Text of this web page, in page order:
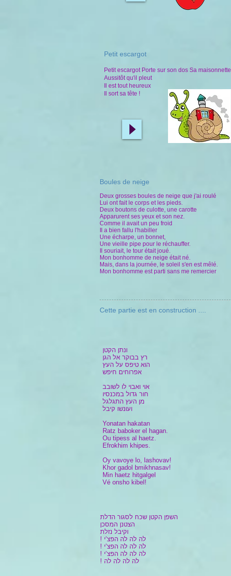
Petit escargot
Petit escargot Porte sur son dos Sa maisonnette
Aussitôt qu'il pleut
Il est tout heureux
Il sort sa tête !
Boules de neige
Deux grosses boules de neige que j'ai roulé
Lui ont fait le corps et les pieds.
Deux boutons de culotte, une carotte
Apparurent ses yeux et son nez.
Comme il avait un peu froid
Il a bien fallu l'habiller
Une écharpe, un bonnet,
Une vieille pipe pour le réchauffer.
Il souriait, le tour était joué.
Mon bonhomme de neige était né.
Mais, dans la journée, le soleil s'en est mêlé.
Mon bonhomme est parti sans me remercier
Cette partie est en construction ....
ועונשו קיבל
Yonatan hakatan
Ratz baboker el hagan.
Ou tipess al haetz.
Efrokhim khipes.
Oy vavoye lo, lashovav!
Khor gadol bmikhnasav!
Min haetz hitgalgel
Vé onsho kibel!
השפן הקטן שכח לסגור הדלת
הצטנן המסכן
וקיבל נזלת
! לה לה לה הפצ’י
! לה לה לה הפצ’י
! לה לה לה הפצ’י
! לה לה לה לה